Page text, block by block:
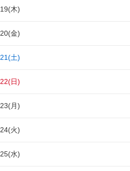
19(木)
20(金)
21(土)
22(日)
23(月)
24(火)
25(水)